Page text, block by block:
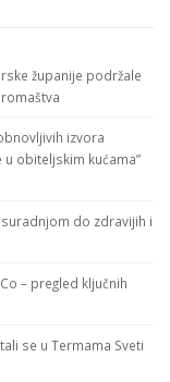
županije podržale
izvora
obiteljskim kućama”
suradnjom do zdravijih i
– pregled ključnih
se u Termama Sveti